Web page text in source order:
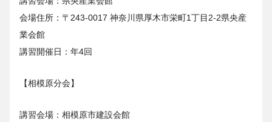
会場住所：〒243-0017 神奈川県厚木市栄町1丁目2-2県央産
業会館
講習開催日：年4回
【相模原分会】
講習会場：相模原市建設会館